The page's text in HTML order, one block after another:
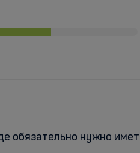
обязательно нужно